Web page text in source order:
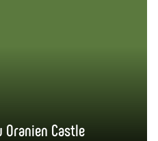
Castle